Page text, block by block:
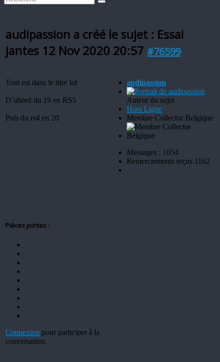
audipassion a créé le sujet : Essai
jantes 12 Nov 2020 20:57 #76599
Tout est dans le titre lol
D’abord du 19 en RS5
Puis du rs4 en 20
Pièces jointes :
Connexion pour participer à la
conversation.
audipassion
Auteur du sujet
Hors Ligne
Membre Collector Belgique
Messages : 1654
Remerciements reçus 1162